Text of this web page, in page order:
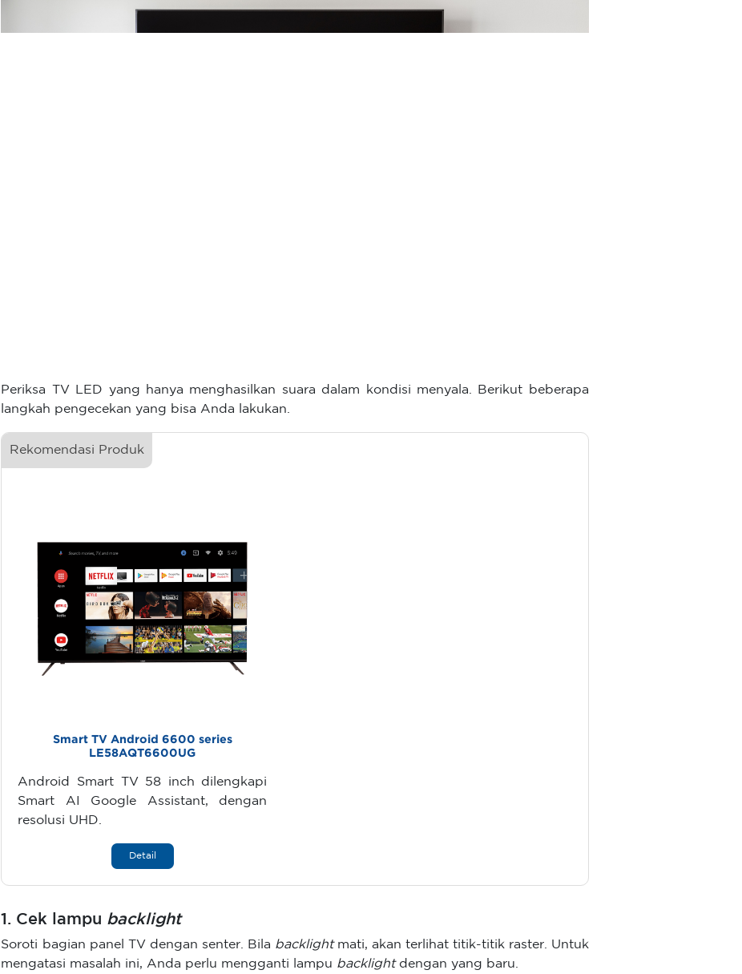
Periksa TV LED yang hanya menghasilkan suara dalam kondisi menyala. Berikut beberapa
langkah pengecekan yang bisa Anda lakukan.
Rekomendasi Produk
Smart TV Android 6600 series
LE58AQT6600UG
Android Smart TV 58 inch dilengkapi
Smart AI Google Assistant, dengan
resolusi UHD.
Detail
1. Cek lampu backlight
Soroti bagian panel TV dengan senter. Bila backlight mati, akan terlihat titik-titik raster. Untuk
mengatasi masalah ini, Anda perlu mengganti lampu backlight dengan yang baru.